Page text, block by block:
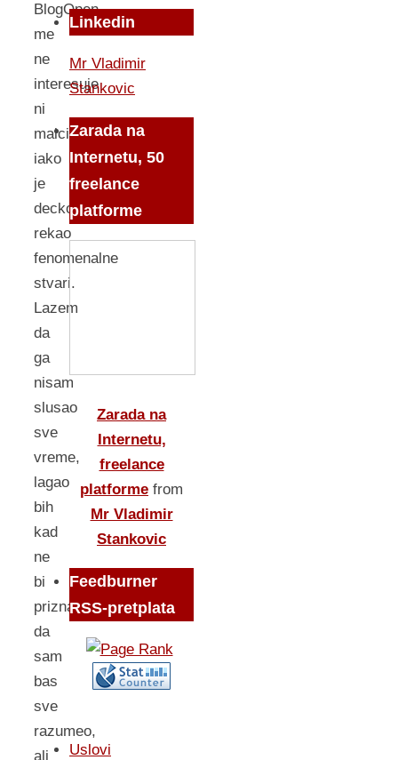
BlogOpen
me
ne
interesuje
ni
malcice
iako
je
decko
rekao
fenomenalne
stvari.
Lazem
da
ga
nisam
slusao
sve
vreme,
lagao
bih
kad
ne
bi
priznao
da
sam
bas
sve
razumeo,
ali
Linkedin
Mr Vladimir
Stankovic
Zarada na
Internetu, 50
freelance
platforme
Zarada na
Internetu,
freelance
platforme from
Mr Vladimir
Stankovic
Feedburner
RSS-pretplata
Uslovi